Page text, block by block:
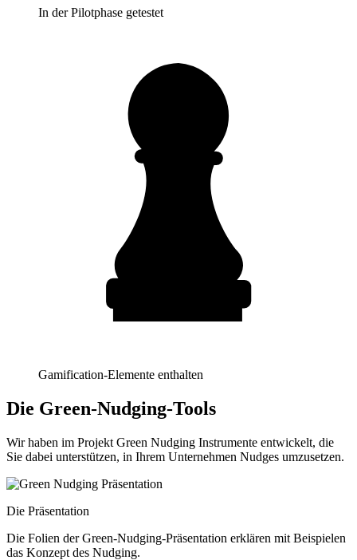
In der Pilotphase getestet
Gamification-Elemente enthalten
Die Green-Nudging-Tools
Wir haben im Projekt Green Nudging Instrumente entwickelt, die
Sie dabei unterstützen, in Ihrem Unternehmen Nudges umzusetzen.
Die Präsentation
Die Folien der Green-Nudging-Präsentation erklären mit Beispielen
das Konzept des Nudging.